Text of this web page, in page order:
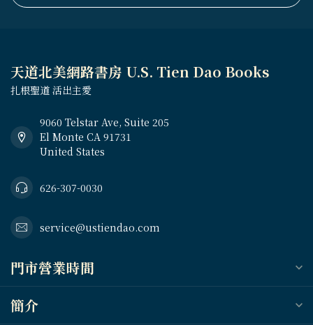
天道北美網路書房 U.S. Tien Dao Books
扎根聖道 活出主愛
9060 Telstar Ave, Suite 205
El Monte CA 91731
United States
626-307-0030
service@ustiendao.com
門市營業時間
簡介